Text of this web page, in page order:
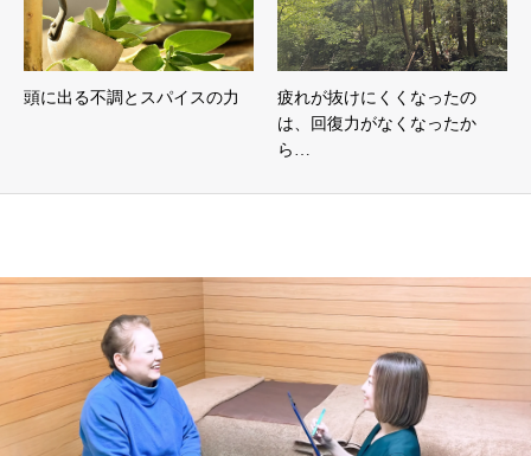
頭に出る不調とスパイスの力
疲れが抜けにくくなったの
は、回復力がなくなったか
ら…